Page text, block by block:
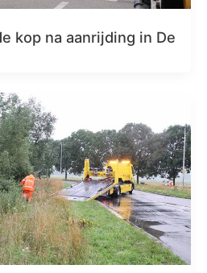
kop na aanrijding in De